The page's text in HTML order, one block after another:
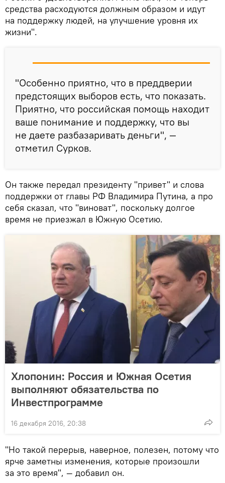
средства расходуются должным образом и идут
на поддержку людей, на улучшение уровня их
жизни".
"Особенно приятно, что в преддверии
предстоящих выборов есть, что показать.
Приятно, что российская помощь находит
ваше понимание и поддержку, что вы
не даете разбазаривать деньги", —
отметил Сурков.
Он также передал президенту "привет" и слова
поддержки от главы РФ Владимира Путина, а про
себя сказал, что "виноват", поскольку долгое
время не приезжал в Южную Осетию.
Хлопонин: Россия и Южная Осетия
выполняют обязательства по
Инвестпрограмме
16 декабря 2016, 20:38
"Но такой перерыв, наверное, полезен, потому что
ярче заметны изменения, которые произошли
за это время", — добавил он.